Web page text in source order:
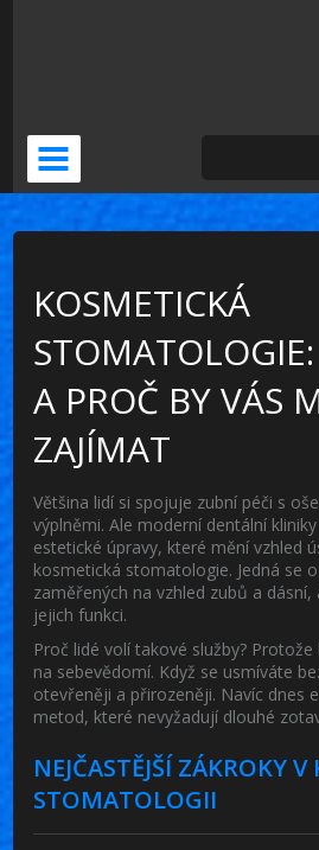
DOČASNÁ NÁHRADA
KERAMICKÁ KORUNKA
VENEERS
KOSMETICKÁ
A PROČ BY VÁS
ZAJÍMAT
Většina lidí si spojuje zubní péči s
výplněmi. Ale moderní dentální
estetické úpravy, které mění vzhled
kosmetická stomatologie. Jedná se
zaměřených na vzhled zubů a
jejich funkci.
Proč lidé volí takové služby?
na sebevědomí. Když se usmíváte
otevřeněji a přirozeněji. Navíc dnes
metod, které nevyžadují dlouhé
NEJČASTĚJŠÍ ZÁKROKY
STOMATOLOGII